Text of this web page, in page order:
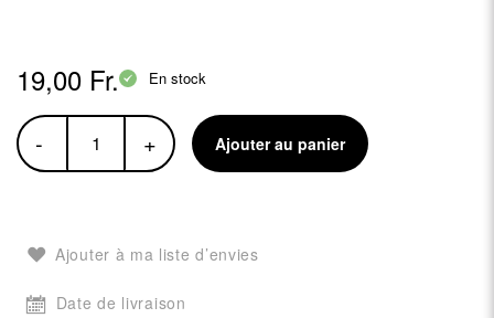
19,00 Fr. En stock
- + Ajouter au panier
Ajouter à ma liste d’envies
Date de livraison